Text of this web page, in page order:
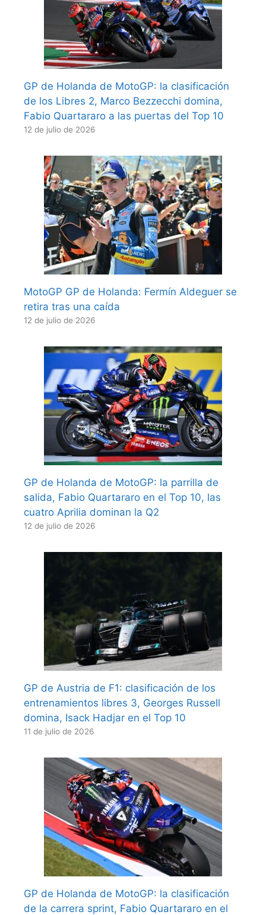
GP de Holanda de MotoGP: la clasificación
de los Libres 2, Marco Bezzecchi domina,
Fabio Quartararo a las puertas del Top 10
12 de julio de 2026
MotoGP GP de Holanda: Fermín Aldeguer se
retira tras una caída
12 de julio de 2026
GP de Holanda de MotoGP: la parrilla de
salida, Fabio Quartararo en el Top 10, las
cuatro Aprilia dominan la Q2
12 de julio de 2026
GP de Austria de F1: clasificación de los
entrenamientos libres 3, Georges Russell
domina, Isack Hadjar en el Top 10
11 de julio de 2026
GP de Holanda de MotoGP: la clasificación
de la carrera sprint, Fabio Quartararo en el